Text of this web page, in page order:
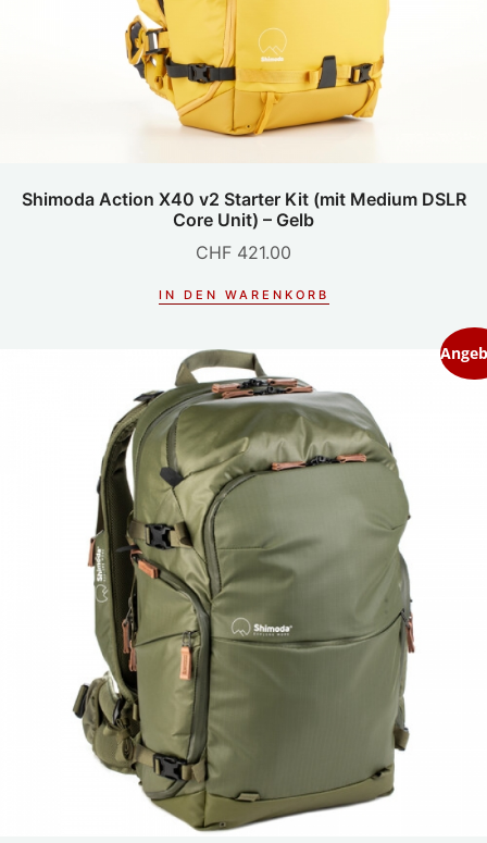
Shimoda Action X40 v2 Starter Kit (mit Medium DSLR
Core Unit) – Gelb
CHF 421.00
IN DEN WARENKORB